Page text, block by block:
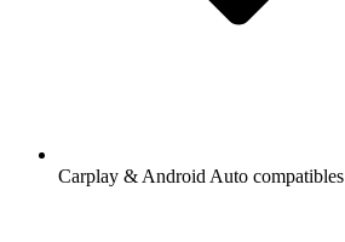
Carplay & Android Auto compatibles